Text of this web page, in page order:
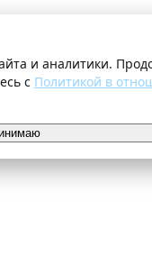
и аналитики.
с Политикой в